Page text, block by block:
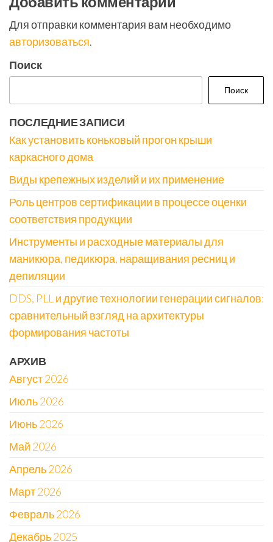
Для отправки комментария вам необходимо
авторизоваться.
Поиск
Поиск
ПОСЛЕДНИЕ ЗАПИСИ
Как установить коньковый прогон крыши
каркасного дома
Виды крепежных изделий и их применение
Роль центров сертификации в процессе оценки
соответствия продукции
Инструменты и расходные материалы для
маникюра, педикюра, наращивания ресниц и
депиляции
DDS, PLL и другие технологии генерации сигналов:
сравнительный взгляд на архитектуры
формирования частоты
АРХИВ
Август 2026
Июль 2026
Июнь 2026
Май 2026
Апрель 2026
Март 2026
Февраль 2026
Декабрь 2025